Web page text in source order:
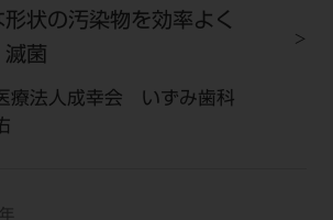
状の汚染物を効率よく
菌
療法人成幸会 いずみ歯科